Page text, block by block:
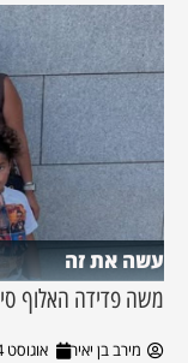
עשה את זה
משה פדידה האלוף
מירב בן יאיר אוגוסט 4, 2026